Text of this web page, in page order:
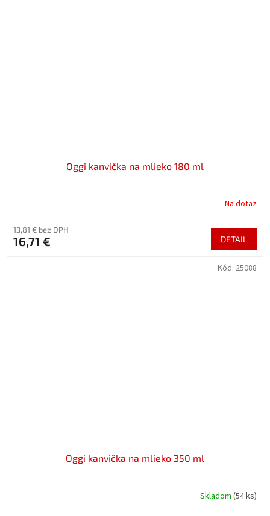
Oggi kanvička na mlieko 180 ml
Na dotaz
13,81 € bez DPH
16,71 € DETAIL
Oggi kanvička na mlieko 350 ml
Skladom (54 ks)
Kód: 25088